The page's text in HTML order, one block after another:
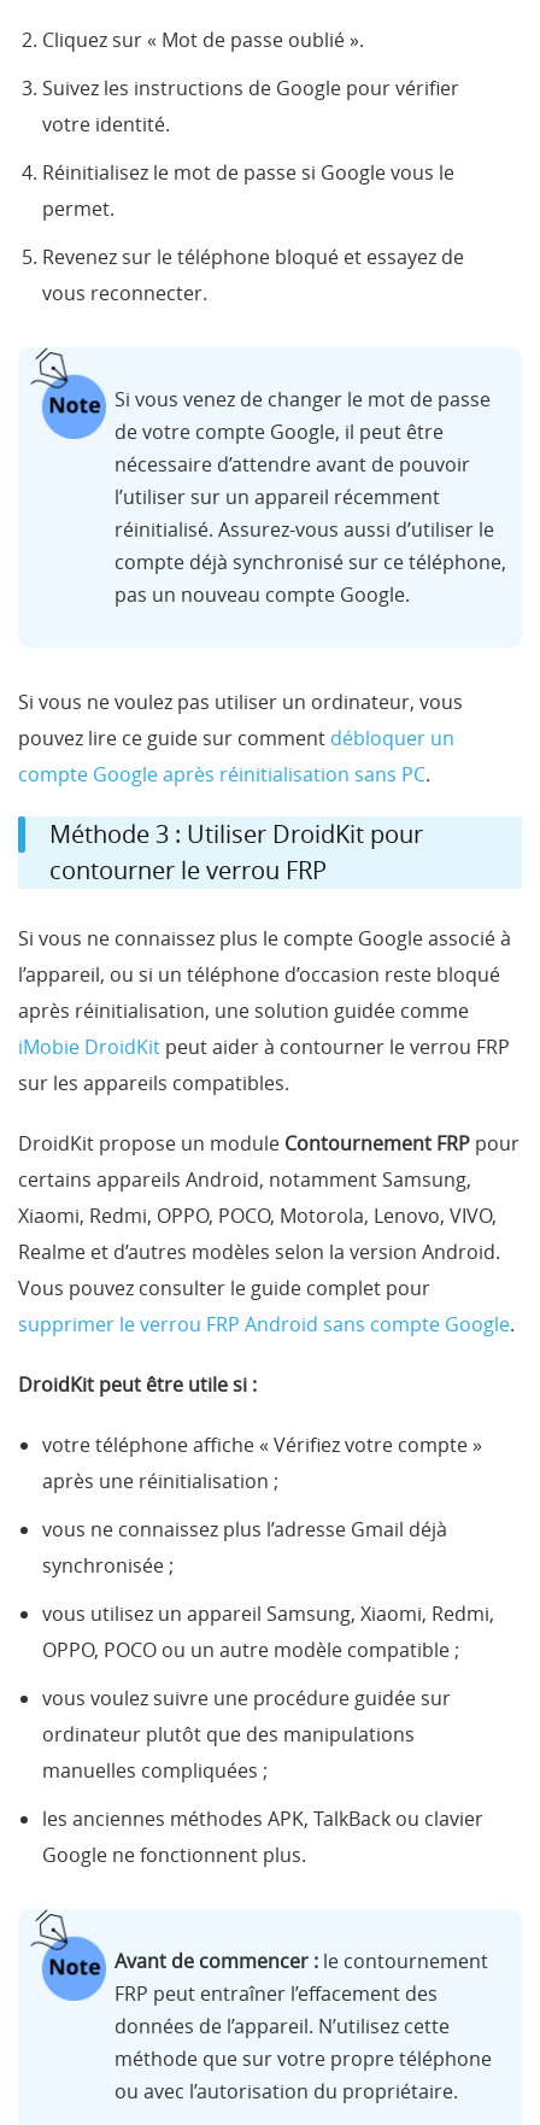
Cliquez sur « Mot de passe oublié ».
Suivez les instructions de Google pour vérifier
votre identité.
Réinitialisez le mot de passe si Google vous le
permet.
Revenez sur le téléphone bloqué et essayez de
vous reconnecter.
Si vous venez de changer le mot de passe
de votre compte Google, il peut être
nécessaire d’attendre avant de pouvoir
l’utiliser sur un appareil récemment
réinitialisé. Assurez-vous aussi d’utiliser le
compte déjà synchronisé sur ce téléphone,
pas un nouveau compte Google.
Si vous ne voulez pas utiliser un ordinateur, vous
pouvez lire ce guide sur comment débloquer un
compte Google après réinitialisation sans PC.
Méthode 3 : Utiliser DroidKit pour
contourner le verrou FRP
Si vous ne connaissez plus le compte Google associé à
l’appareil, ou si un téléphone d’occasion reste bloqué
après réinitialisation, une solution guidée comme
iMobie DroidKit peut aider à contourner le verrou FRP
sur les appareils compatibles.
DroidKit propose un module Contournement FRP pour
certains appareils Android, notamment Samsung,
Xiaomi, Redmi, OPPO, POCO, Motorola, Lenovo, VIVO,
Realme et d’autres modèles selon la version Android.
Vous pouvez consulter le guide complet pour
supprimer le verrou FRP Android sans compte Google.
DroidKit peut être utile si :
votre téléphone affiche « Vérifiez votre compte »
après une réinitialisation ;
vous ne connaissez plus l’adresse Gmail déjà
synchronisée ;
vous utilisez un appareil Samsung, Xiaomi, Redmi,
OPPO, POCO ou un autre modèle compatible ;
vous voulez suivre une procédure guidée sur
ordinateur plutôt que des manipulations
manuelles compliquées ;
les anciennes méthodes APK, TalkBack ou clavier
Google ne fonctionnent plus.
Avant de commencer : le contournement
FRP peut entraîner l’effacement des
données de l’appareil. N’utilisez cette
méthode que sur votre propre téléphone
ou avec l’autorisation du propriétaire.